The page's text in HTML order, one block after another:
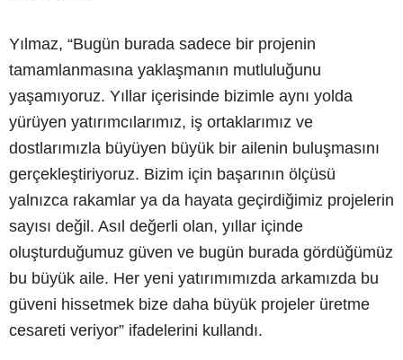
Yılmaz, “Bugün burada sadece bir projenin
tamamlanmasına yaklaşmanın mutluluğunu
yaşamıyoruz. Yıllar içerisinde bizimle aynı yolda
yürüyen yatırımcılarımız, iş ortaklarımız ve
dostlarımızla büyüyen büyük bir ailenin buluşmasını
gerçekleştiriyoruz. Bizim için başarının ölçüsü
yalnızca rakamlar ya da hayata geçirdiğimiz projelerin
sayısı değil. Asıl değerli olan, yıllar içinde
oluşturduğumuz güven ve bugün burada gördüğümüz
bu büyük aile. Her yeni yatırımımızda arkamızda bu
güveni hissetmek bize daha büyük projeler üretme
cesareti veriyor” ifadelerini kullandı.